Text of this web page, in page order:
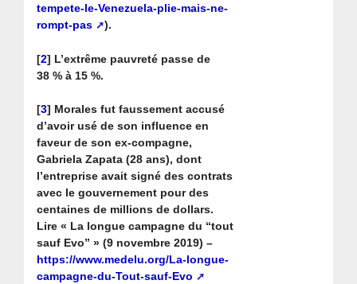
tempete-le-Venezuela-plie-mais-ne-
rompt-pas
).
[2] L’extrême pauvreté passe de
38 % à 15 %.
[3] Morales fut faussement accusé
d’avoir usé de son influence en
faveur de son ex-compagne,
Gabriela Zapata (28 ans), dont
l’entreprise avait signé des contrats
avec le gouvernement pour des
centaines de millions de dollars.
Lire « La longue campagne du “tout
sauf Evo” » (9 novembre 2019) –
https://www.medelu.org/La-longue-
campagne-du-Tout-sauf-Evo